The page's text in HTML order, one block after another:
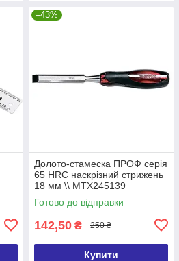
–43%
Долото-стамеска ПРОФ серія
65 HRC наскрізний стрижень
18 мм \\ MTX245139
Готово до відправки
142,50 ₴ 250 ₴
Купити